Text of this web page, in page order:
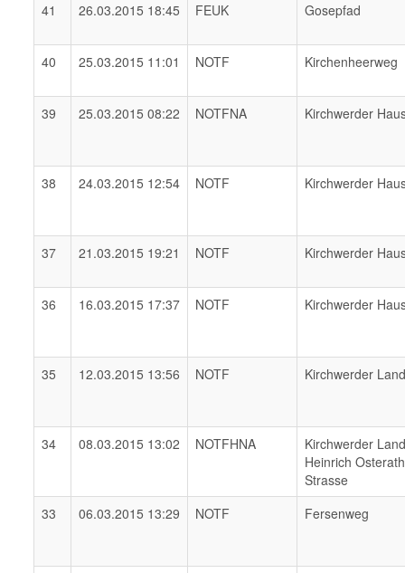
41
26.03.2015 18:45 FEUK Gosepfad
40 25.03.2015 11:01 NOTF Kirchenheerweg
39 25.03.2015 08:22 NOTFNA Kirchwerder
38 24.03.2015 12:54 NOTF Kirchwerder
37 21.03.2015 19:21 NOTF Kirchwerder
36 16.03.2015 17:37 NOTF Kirchwerder
35 12.03.2015 13:56 NOTF Kirchwerder
34 08.03.2015 13:02 NOTFHNA
Kirchwerder
Heinrich Osterath
Strasse
33
06.03.2015 13:29 NOTF Fersenweg